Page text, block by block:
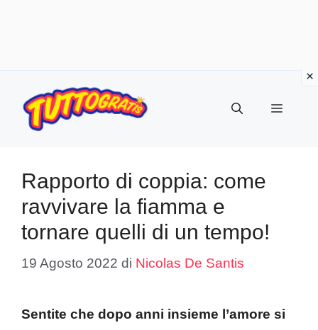
contenuto
Menu
Rapporto di coppia: come
ravvivare la fiamma e
tornare quelli di un tempo!
19 Agosto 2022 di Nicolas De Santis
Sentite che dopo anni insieme l’amore si